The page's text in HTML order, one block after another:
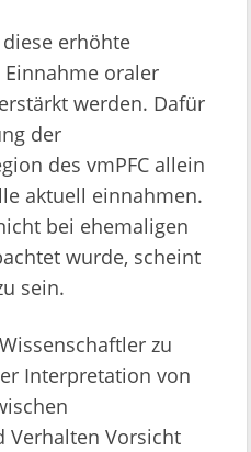
erhöhte
oraler
werden. Dafür
der
des vmPFC allein
aktuell einnahmen.
bei ehemaligen
wurde, scheint
sein.
zu
Interpretation von
Vorsicht